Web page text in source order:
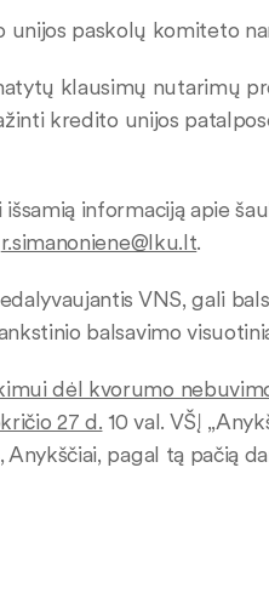
paskolų komiteto
klausimų nutarimų
kredito unijos
informaciją apie
r.simanoniene@lku.lt.
VNS, gali
balsavimo
dėl kvorumo
27 d. 10 val. VŠĮ
Anykščiai, pagal tą pačią